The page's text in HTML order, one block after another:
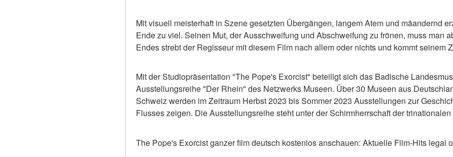
Mit visuell meisterhaft in Szene gesetzten Übergängen, langem Atem und mäandernd
Ende zu viel. Seinen Mut, der Ausschweifung und Abschweifung zu frönen, muss man
Endes strebt der Regisseur mit diesem Film nach allem oder nichts und kommt seinem
Mit der Studiopräsentation "The Pope's Exorcist" beteiligt sich das Badische
Ausstellungsreihe "Der Rhein" des Netzwerks Museen. Über 30 Museen aus
Schweiz werden im Zeitraum Herbst 2023 bis Sommer 2023 Ausstellungen zur
Flusses zeigen. Die Ausstellungsreihe steht unter der Schirmherrschaft der
The Pope's Exorcist ganzer film deutsch kostenlos anschauen: Aktuelle Film-Hits legal